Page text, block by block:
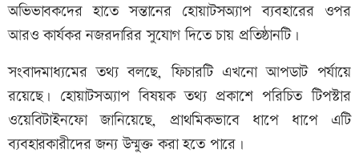
অভিভাবকদের হাতে সন্তানের হোয়াটসঅ্যাপ ব্যবহারের ওপর
আরও কার্যকর নজরদারির সুযোগ দিতে চায় প্রতিষ্ঠানটি।
সংবাদমাধ্যমের তথ্য বলছে, ফিচারটি এখনো আপডাট পর্যায়ে
রয়েছে। হোয়াটসঅ্যাপ বিষয়ক তথ্য প্রকাশে পরিচিত টিপস্টার
ওয়েবিটাইনফো জানিয়েছে, প্রাথমিকভাবে ধাপে ধাপে এটি
ব্যবহারকারীদের জন্য উন্মুক্ত করা হতে পারে।